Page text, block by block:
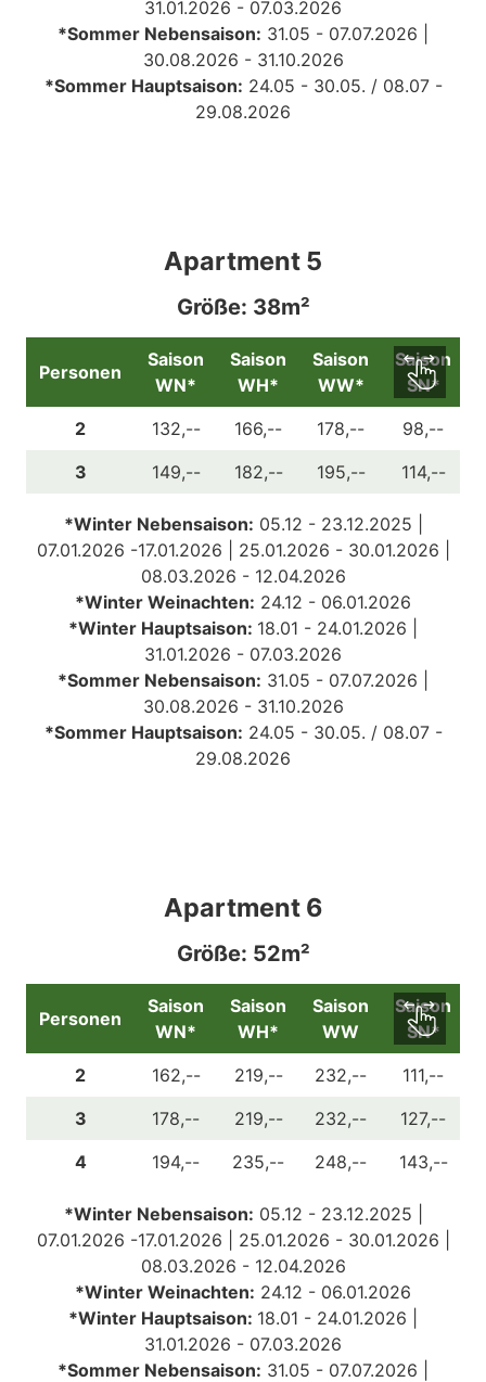
31.01.2026 - 07.03.2026
*Sommer Nebensaison: 31.05 - 07.07.2026 |
30.08.2026 - 31.10.2026
*Sommer Hauptsaison: 24.05 - 30.05. / 08.07 -
29.08.2026
Apartment 5
Größe: 38m²
Personen
Saison
WN*
Saison
WH*
Saison
WW*
Saison
SN*
2 132,-- 166,-- 178,-- 98,--
3
149,-- 182,-- 195,-- 114,--
*Winter Nebensaison: 05.12 - 23.12.2025 |
07.01.2026 -17.01.2026 | 25.01.2026 - 30.01.2026 |
08.03.2026 - 12.04.2026
*Winter Weinachten: 24.12 - 06.01.2026
*Winter Hauptsaison: 18.01 - 24.01.2026 |
31.01.2026 - 07.03.2026
*Sommer Nebensaison: 31.05 - 07.07.2026 |
30.08.2026 - 31.10.2026
*Sommer Hauptsaison: 24.05 - 30.05. / 08.07 -
29.08.2026
Apartment 6
Größe: 52m²
Personen
Saison
WN*
Saison
WH*
Saison
WW
Saison
SN*
2 162,-- 219,-- 232,-- 111,--
3
178,-- 219,-- 232,-- 127,--
4
194,-- 235,-- 248,-- 143,--
*Winter Nebensaison: 05.12 - 23.12.2025 |
07.01.2026 -17.01.2026 | 25.01.2026 - 30.01.2026 |
08.03.2026 - 12.04.2026
*Winter Weinachten: 24.12 - 06.01.2026
*Winter Hauptsaison: 18.01 - 24.01.2026 |
31.01.2026 - 07.03.2026
*Sommer Nebensaison: 31.05 - 07.07.2026 |